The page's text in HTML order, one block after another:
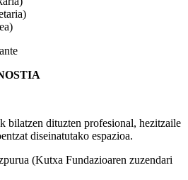
bilatzen dituzten profesional, hezitzaile
diseinatutako espazioa.
(Kutxa Fundazioaren zuzendari